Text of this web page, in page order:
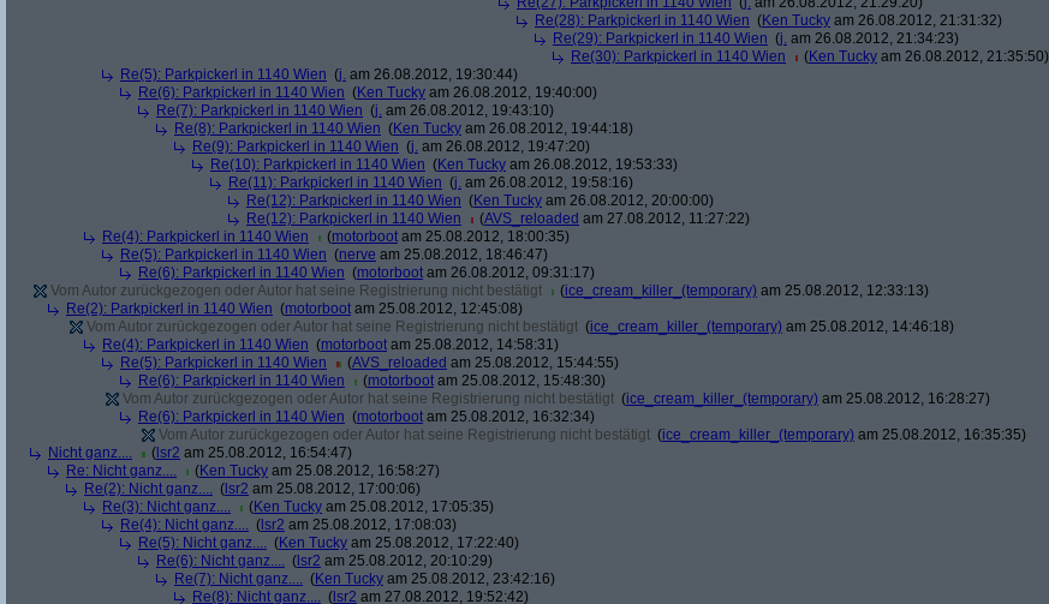
Re(28): Parkpickerl in 1140 Wien (Ken Tucky am 26.08.2012, 21:31:32)
Re(29): Parkpickerl in 1140 Wien (j. am 26.08.2012, 21:34:23)
Re(30): Parkpickerl in 1140 Wien
(Ken Tucky am 26.08.2012, 21:35:50)
Re(5): Parkpickerl in 1140 Wien (j. am 26.08.2012, 19:30:44)
Re(6): Parkpickerl in 1140 Wien (Ken Tucky am 26.08.2012, 19:40:00)
Re(7): Parkpickerl in 1140 Wien (j. am 26.08.2012, 19:43:10)
Re(8): Parkpickerl in 1140 Wien (Ken Tucky am 26.08.2012, 19:44:18)
Re(9): Parkpickerl in 1140 Wien (j. am 26.08.2012, 19:47:20)
Re(10): Parkpickerl in 1140 Wien (Ken Tucky am 26.08.2012, 19:53:33)
Re(11): Parkpickerl in 1140 Wien (j. am 26.08.2012, 19:58:16)
Re(12): Parkpickerl in 1140 Wien (Ken Tucky am 26.08.2012, 20:00:00)
Re(12): Parkpickerl in 1140 Wien
(AVS_reloaded am 27.08.2012, 11:27:22)
Re(4): Parkpickerl in 1140 Wien
(motorboot am 25.08.2012, 18:00:35)
Re(5): Parkpickerl in 1140 Wien (nerve am 25.08.2012, 18:46:47)
Re(6): Parkpickerl in 1140 Wien (motorboot am 26.08.2012, 09:31:17)
Vom Autor zurückgezogen oder Autor hat seine Registrierung nicht bestätigt
(ice_cream_killer_(temporary) am 25.08.2012, 12:33:13)
Re(2): Parkpickerl in 1140 Wien (motorboot am 25.08.2012, 12:45:08)
Vom Autor zurückgezogen oder Autor hat seine Registrierung nicht bestätigt (ice_cream_killer_(temporary) am 25.08.2012, 14:46:18)
Re(4): Parkpickerl in 1140 Wien (motorboot am 25.08.2012, 14:58:31)
Re(5): Parkpickerl in 1140 Wien
(AVS_reloaded am 25.08.2012, 15:44:55)
Re(6): Parkpickerl in 1140 Wien
(motorboot am 25.08.2012, 15:48:30)
Vom Autor zurückgezogen oder Autor hat seine Registrierung nicht bestätigt (ice_cream_killer_(temporary) am 25.08.2012, 16:28:27)
Re(6): Parkpickerl in 1140 Wien (motorboot am 25.08.2012, 16:32:34)
Vom Autor zurückgezogen oder Autor hat seine Registrierung nicht bestätigt (ice_cream_killer_(temporary) am 25.08.2012, 16:35:35)
Nicht ganz....
( lsr2 am 25.08.2012, 16:54:47)
Re: Nicht ganz....
(Ken Tucky am 25.08.2012, 16:58:27)
Re(2): Nicht ganz.... ( lsr2 am 25.08.2012, 17:00:06)
Re(3): Nicht ganz....
(Ken Tucky am 25.08.2012, 17:05:35)
Re(4): Nicht ganz.... ( lsr2 am 25.08.2012, 17:08:03)
Re(5): Nicht ganz.... (Ken Tucky am 25.08.2012, 17:22:40)
Re(6): Nicht ganz.... ( lsr2 am 25.08.2012, 20:10:29)
Re(7): Nicht ganz.... (Ken Tucky am 25.08.2012, 23:42:16)
Re(8): Nicht ganz.... ( lsr2 am 27.08.2012, 19:52:42)